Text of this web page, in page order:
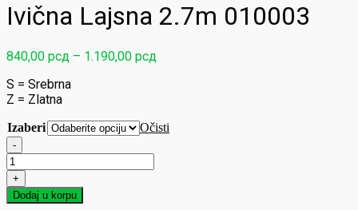
Ivična Lajsna 2.7m 010003
840,00 рсд – 1.190,00 рсд
1.190,00 рсд
S = Srebrna
Z = Zlatna
Izaberi Očisti
-
Ivična
Lajsna
2.7m
010003
+
Dodaj u korpu